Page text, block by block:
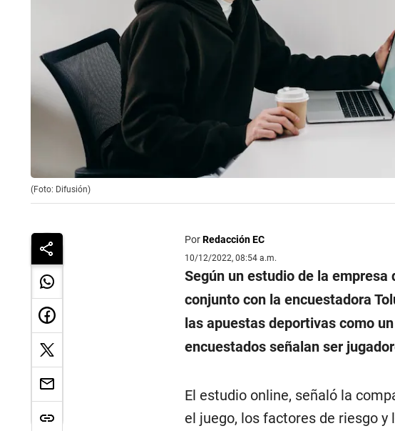
(Foto: Difusión)
PorRedacción EC
10/12/2022, 08:54 a.m.
Según un estudio de la
conjunto con la encuestadora
las apuestas deportivas como
encuestados señalan ser
El estudio online, señaló la
el juego, los factores de riesgo